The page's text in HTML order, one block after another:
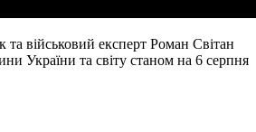
військовий експерт Роман Світан
України та світу станом на 6 серпня